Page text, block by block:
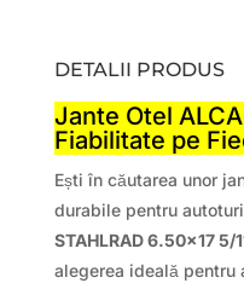
DETALII PRODUS
Jante Otel
Fiabilitate pe
Ești în căutarea unor
durabile pentru
STAHLRAD 6.50×17 5/
alegerea ideală pentru